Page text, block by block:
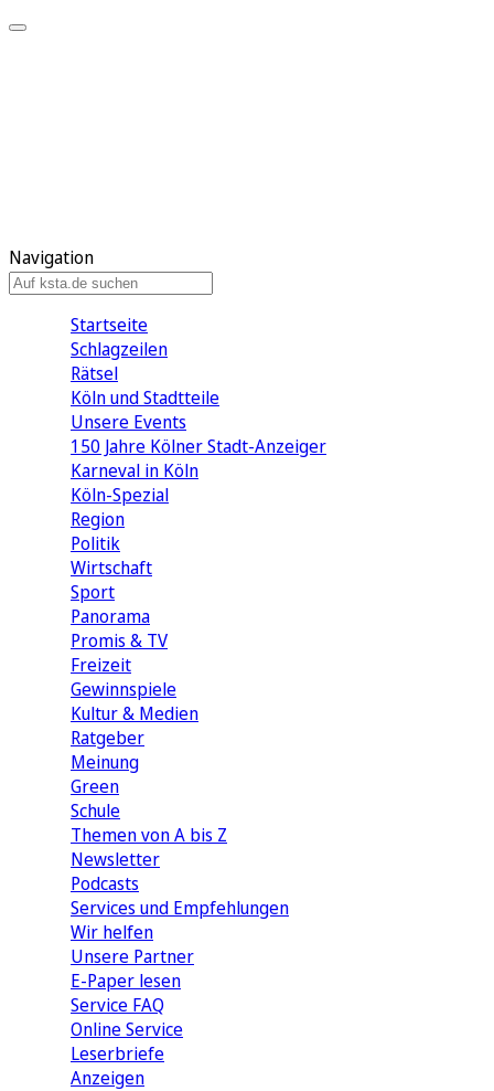
Navigation
Startseite
Schlagzeilen
Rätsel
Köln und Stadtteile
Unsere Events
150 Jahre Kölner Stadt-Anzeiger
Karneval in Köln
Köln-Spezial
Region
Politik
Wirtschaft
Sport
Panorama
Promis & TV
Freizeit
Gewinnspiele
Kultur & Medien
Ratgeber
Meinung
Green
Schule
Themen von A bis Z
Newsletter
Podcasts
Services und Empfehlungen
Wir helfen
Unsere Partner
E-Paper lesen
Service FAQ
Online Service
Leserbriefe
Anzeigen